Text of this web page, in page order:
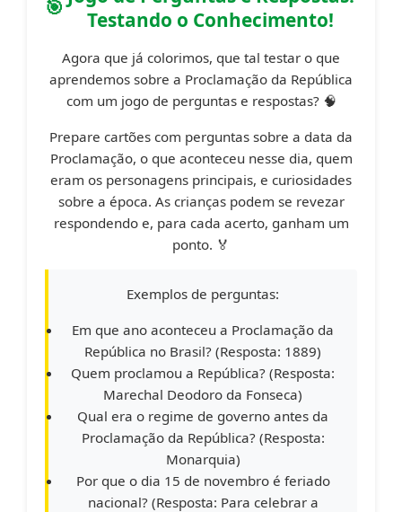
Testando o Conhecimento!
Agora que já colorimos, que tal testar o que
aprendemos sobre a Proclamação da República
com um jogo de perguntas e respostas? 🧠
Prepare cartões com perguntas sobre a data da
Proclamação, o que aconteceu nesse dia, quem
eram os personagens principais, e curiosidades
sobre a época. As crianças podem se revezar
respondendo e, para cada acerto, ganham um
ponto. 🏅
Exemplos de perguntas:
Em que ano aconteceu a Proclamação da
República no Brasil? (Resposta: 1889)
Quem proclamou a República? (Resposta:
Marechal Deodoro da Fonseca)
Qual era o regime de governo antes da
Proclamação da República? (Resposta:
Monarquia)
Por que o dia 15 de novembro é feriado
nacional? (Resposta: Para celebrar a